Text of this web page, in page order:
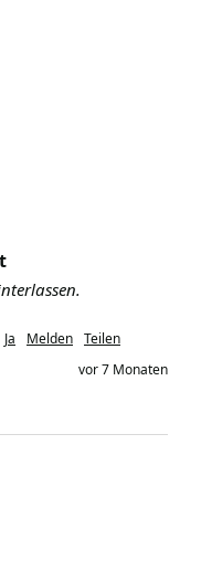
Ja Melden Teilen
vor 7 Monaten